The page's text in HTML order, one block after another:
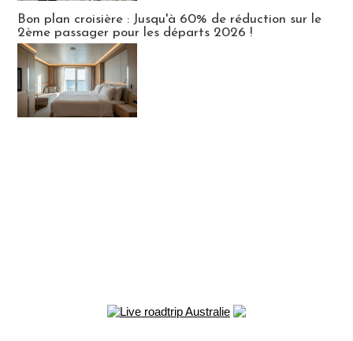
Bon plan croisière : Jusqu'à 60% de réduction sur le
2ème passager pour les départs 2026 !